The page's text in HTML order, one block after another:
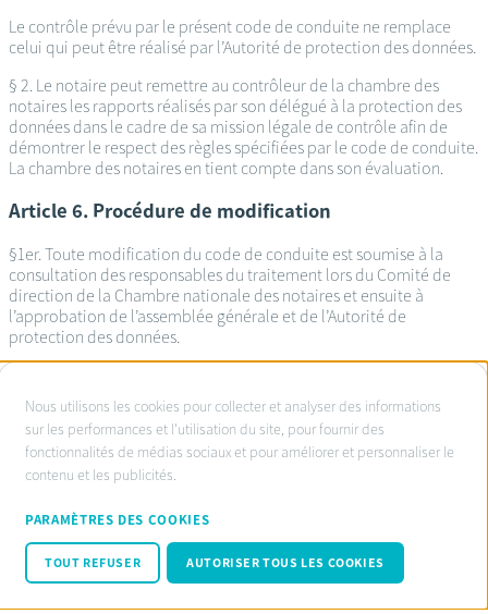
Le contrôle prévu par le présent code de conduite ne remplace
celui qui peut être réalisé par l’Autorité de protection des données.
§ 2. Le notaire peut remettre au contrôleur de la chambre des
notaires les rapports réalisés par son délégué à la protection des
données dans le cadre de sa mission légale de contrôle afin de
démontrer le respect des règles spécifiées par le code de conduite.
La chambre des notaires en tient compte dans son évaluation.
Article 6. Procédure de modification
§1er. Toute modification du code de conduite est soumise à la
consultation des responsables du traitement lors du Comité de
direction de la Chambre nationale des notaires et ensuite à
l’approbation de l’assemblée générale et de l’Autorité de
protection des données.
Service d’ombudsman agréé:
www.ombudsnotaire.be
Privacy Policy notaire.be
Cookie policy
Code de conduite RGPD
© Fednot 2026
À
propos
des
cookies
sur
ce
site
Nous utilisons les cookies pour collecter et analyser des informations
sur les performances et l'utilisation du site, pour fournir des
fonctionnalités de médias sociaux et pour améliorer et personnaliser le
contenu et les publicités.
PARAMÈTRES DES COOKIES
TOUT REFUSER AUTORISER TOUS LES COOKIES